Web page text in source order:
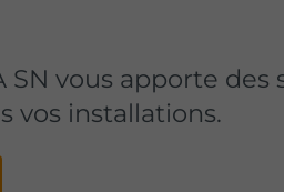
vous apporte des
vos installations.